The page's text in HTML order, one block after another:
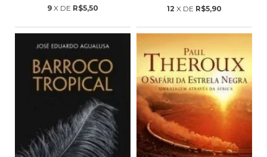
9 X DE R$5,50 12 X DE R$5,90